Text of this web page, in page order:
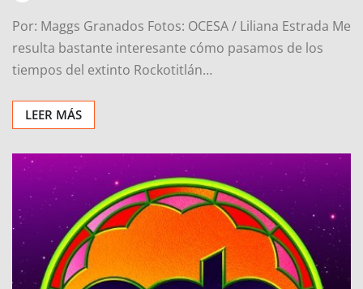
Por: Maggs Granados Fotos: OCESA / Liliana Estrada Me
resulta bastante interesante cómo pasamos de los
tiempos del extinto Rockotitlán…
LEER MÁS